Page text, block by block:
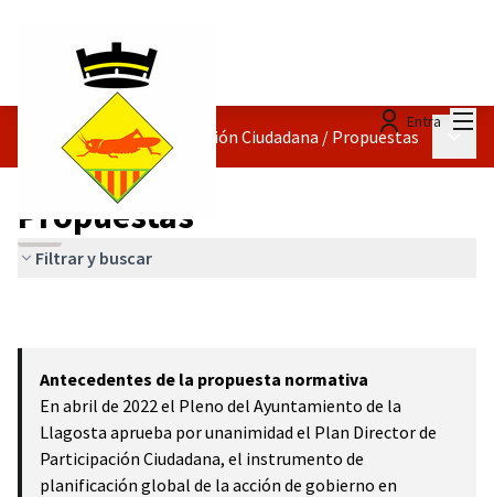
Entra
Reglamento de Participación Ciudadana / Propuestas
Propuestas
Filtrar y buscar
Antecedentes de la propuesta normativa
En abril de 2022 el Pleno del Ayuntamiento de la
Llagosta aprueba por unanimidad el Plan Director de
Participación Ciudadana, el instrumento de
planificación global de la acción de gobierno en